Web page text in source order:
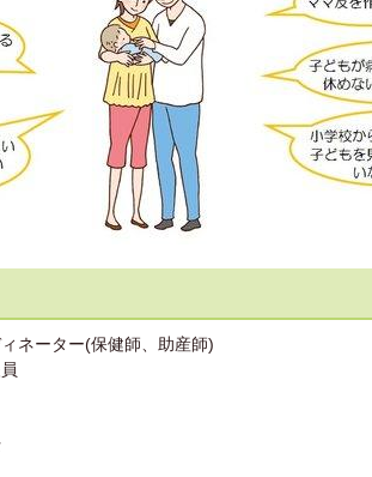
ネーター(保健師、助産師)